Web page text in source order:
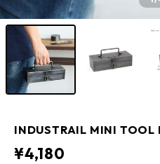
INDUSTRAIL MINI TOOL
¥4,180